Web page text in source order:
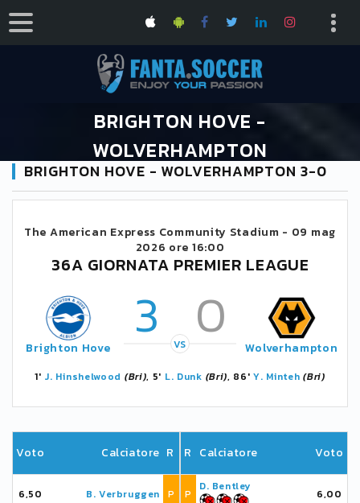
BRIGHTON HOVE -
WOLVERHAMPTON
HOME
CALENDARIO PREMIER LEAGUE 2025/2026
BRIGHTON HOVE - WOLVERHAMPTON
BRIGHTON HOVE - WOLVERHAMPTON 3-0
The American Express Community Stadium - 09 mag
2026 ore 16:00
36A GIORNATA PREMIER LEAGUE
Brighton Hove 3 0
VS Wolverhampton
1' J. Hinshelwood (Bri), 5' L. Dunk (Bri), 86'Y. Minteh (Bri)
Voto Calciatore R
6,50 B. Verbruggen P
R Calciatore Voto
P
D. Bentley
6,00